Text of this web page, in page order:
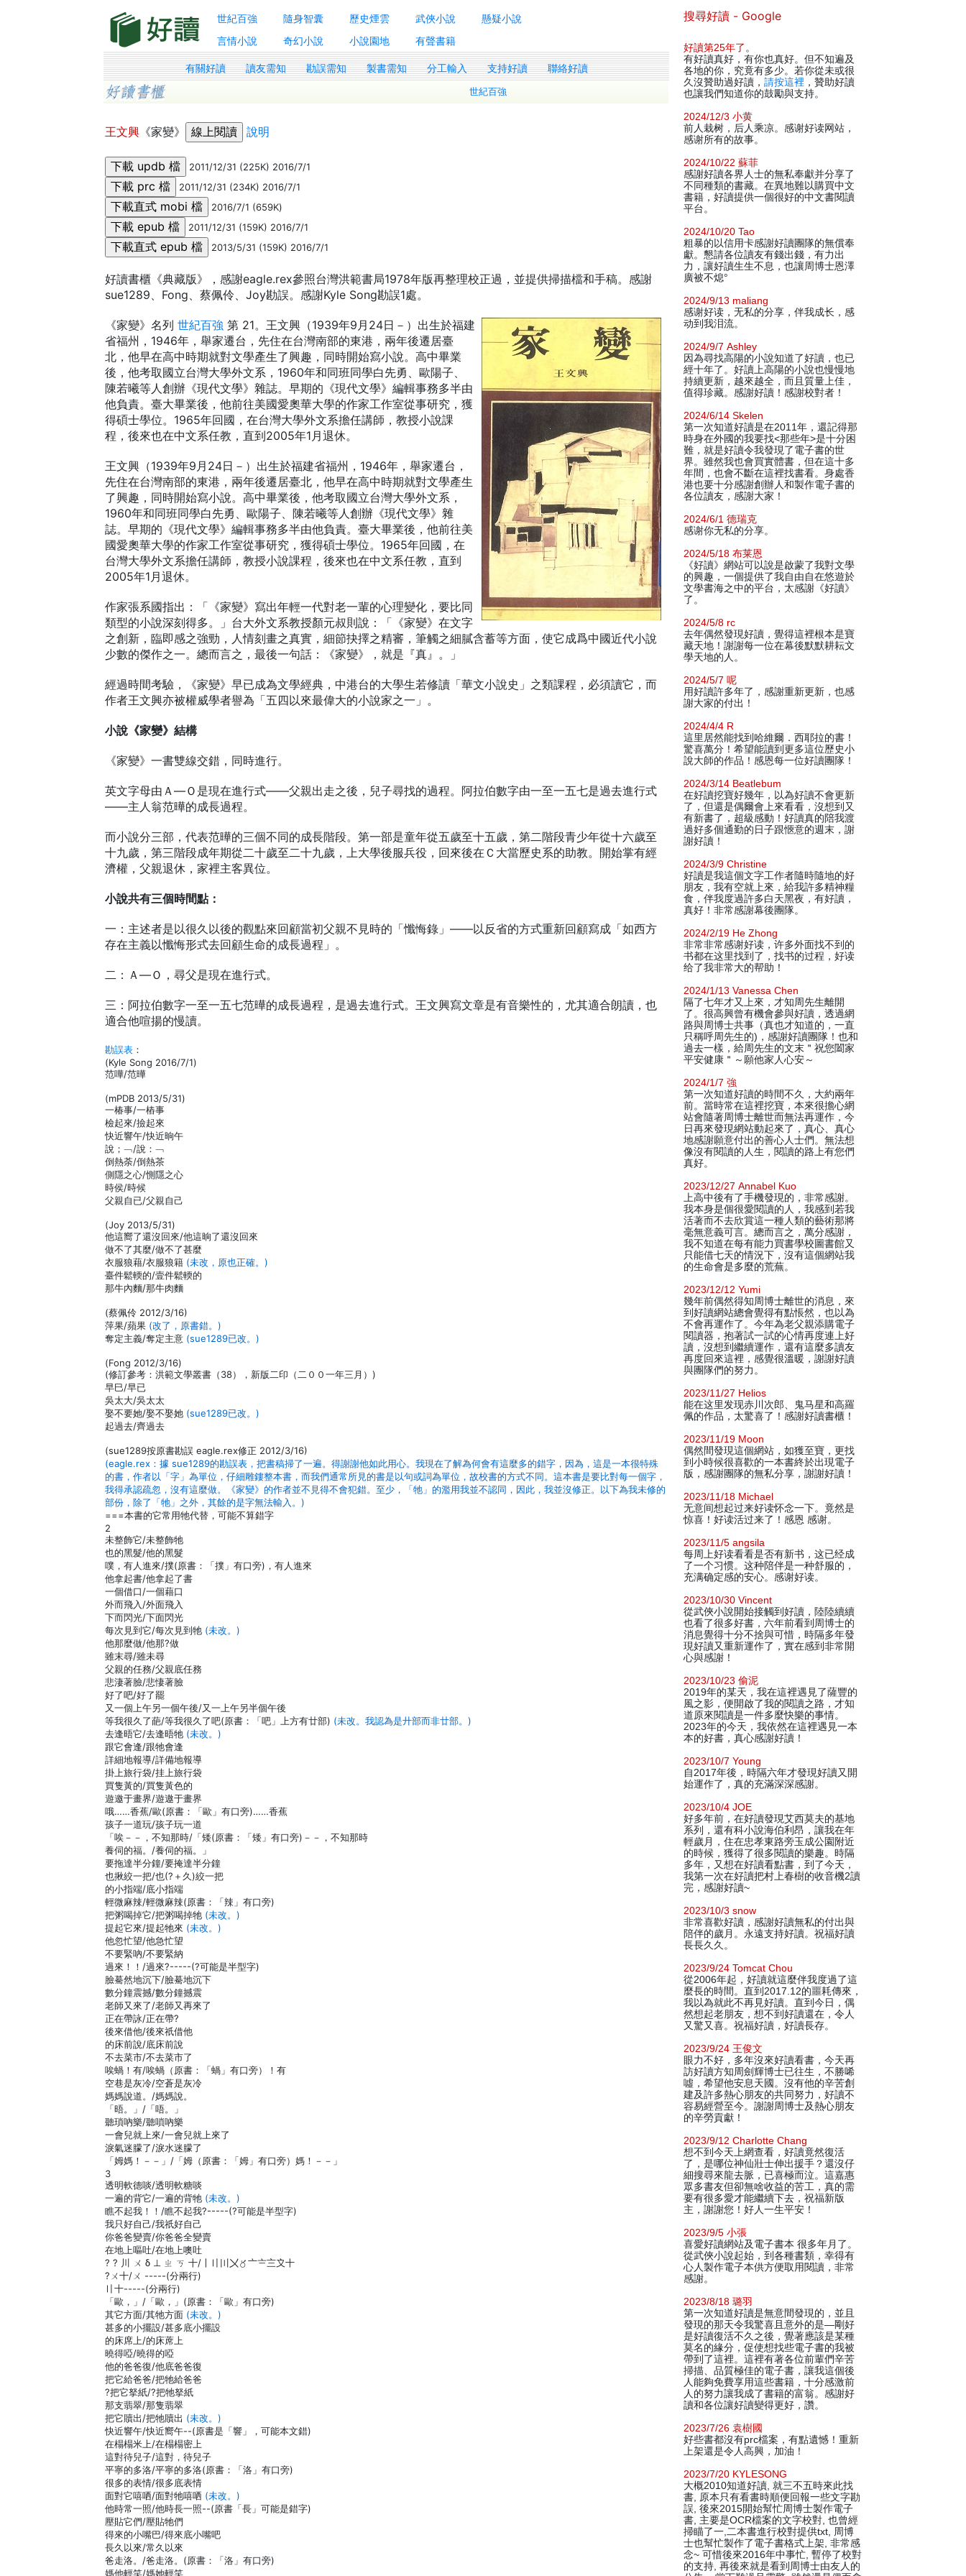
世紀百強 隨身智囊 歷史煙雲 武俠小說
懸疑小說
言情小說
奇幻小說 小說園地 有聲書籍
有關好讀 讀友需知 勘誤需知 製書需知 分工輸入 支持好讀 聯絡好讀
世紀百強
王文興 《家變》 說明
2011/12/31 (225K) 2016/7/1
2011/12/31 (234K) 2016/7/1
2016/7/1 (659K)
2011/12/31 (159K) 2016/7/1
2013/5/31 (159K) 2016/7/1
好讀書櫃《典藏版》，感謝eagle.rex參照台灣洪範書局1978年版再整理校正過，並提供掃描檔和手稿。感謝
sue1289、Fong、蔡佩伶、Joy勘誤。感謝Kyle Song勘誤1處。
《家變》名列 世紀百強第 21。王文興（1939年9月24日－）出生於福建
省福州，1946年，舉家遷台，先住在台灣南部的東港，兩年後遷居臺
北，他早在高中時期就對文學產生了興趣，同時開始寫小說。高中畢業
後，他考取國立台灣大學外文系，1960年和同班同學白先勇、歐陽子、
陳若曦等人創辦《現代文學》雜誌。早期的《現代文學》編輯事務多半由
他負責。臺大畢業後，他前往美國愛奧華大學的作家工作室從事研究，獲
得碩士學位。1965年回國，在台灣大學外文系擔任講師，教授小說課
程，後來也在中文系任教，直到2005年1月退休。
王文興（1939年9月24日－）出生於福建省福州，1946年，舉家遷台，
先住在台灣南部的東港，兩年後遷居臺北，他早在高中時期就對文學產生
了興趣，同時開始寫小說。高中畢業後，他考取國立台灣大學外文系，
1960年和同班同學白先勇、歐陽子、陳若曦等人創辦《現代文學》雜
誌。早期的《現代文學》編輯事務多半由他負責。臺大畢業後，他前往美
國愛奧華大學的作家工作室從事研究，獲得碩士學位。1965年回國，在
台灣大學外文系擔任講師，教授小說課程，後來也在中文系任教，直到
2005年1月退休。
作家張系國指出：「《家變》寫出年輕一代對老一輩的心理變化，要比同
類型的小說深刻得多。」台大外文系教授顏元叔則說：「《家變》在文字
之創新，臨即感之強勁，人情刻畫之真實，細節抉擇之精審，筆觸之細膩含蓄等方面，使它成爲中國近代小說
少數的傑作之一。總而言之，最後一句話：《家變》，就是『真』。」
經過時間考驗，《家變》早已成為文學經典，中港台的大學生若修讀「華文小說史」之類課程，必須讀它，而
作者王文興亦被權威學者譽為「五四以來最偉大的小說家之一」。
小說《家變》結構
《家變》一書雙線交錯，同時進行。
英文字母由Ａ—Ｏ是現在進行式——父親出走之後，兒子尋找的過程。阿拉伯數字由一至一五七是過去進行式
——主人翁范曄的成長過程。
而小說分三部，代表范曄的三個不同的成長階段。第一部是童年從五歲至十五歲，第二階段青少年從十六歲至
十九歲，第三階段成年期從二十歲至二十九歲，上大學後服兵役，回來後在Ｃ大當歷史系的助教。開始掌有經
濟權，父親退休，家裡主客異位。
小說共有三個時間點：
一：主述者是以很久以後的觀點來回顧當初父親不見時的「懺悔錄」——以反省的方式重新回顧寫成「如西方
存在主義以懺悔形式去回顧生命的成長過程」。
二：Ａ—Ｏ，尋父是現在進行式。
三：阿拉伯數字一至一五七范曄的成長過程，是過去進行式。王文興寫文章是有音樂性的，尤其適合朗讀，也
適合他喧揚的慢讀。
勘誤表 ：
(Kyle Song 2016/7/1)
范嘩/范曄
(mPDB 2013/5/31)
一椿事/一樁事
檢起來/撿起來
快近響午/快近晌午
說；﹁/說：﹁
倒熱荼/倒熱茶
側隱之心/惻隱之心
時侯/時候
父親自已/父親自己
(Joy 2013/5/31)
他這嚮了還沒回來/他這晌了還沒回來
做不了其麼/做不了甚麼
衣服狼藉/衣服狼籍 (未改，原也正確。)
臺件鬆輭的/壹件鬆輭的
那牛內麵/那牛肉麵
(蔡佩伶 2012/3/16)
萍果/蘋果 (改了，原書錯。)
奪定主義/奪定主意 (sue1289已改。)
(Fong 2012/3/16)
(修訂參考：洪範文學叢書（38），新版二印（二００一年三月）)
早巳/早已
吳太大/吳太太
娶不要她/娶不娶她 (sue1289已改。)
起過去/齊過去
(sue1289按原書勘誤 eagle.rex修正 2012/3/16)
(eagle.rex：據 sue1289的勘誤表，把書稿掃了一遍。得謝謝他如此用心。我現在了解為何會有這麼多的錯字，因為，這是一本很特殊
的書，作者以「字」為單位，仔細雕鏤整本書，而我們通常所見的書是以句或詞為單位，故校書的方式不同。這本書是要比對每一個字，
我得承認疏忽，沒有這麼做。《家變》的作者並不見得不會犯錯。至少，「牠」的濫用我並不認同，因此，我並沒修正。以下為我未修的
部份，除了「牠」之外，其餘的是字無法輸入。)
===本書的它常用牠代替，可能不算錯字
2
未整飾它/未整飾牠
也的黑髮/他的黑髮
噗，有人進來/撲(原書：「撲」有口旁)，有人進來
他拿起書/他拿起了書
一個借口/一個藉口
外而飛入/外面飛入
下而閃光/下面閃光
每次見到它/每次見到牠 (未改。)
他那麼做/他那?做
雖末尋/雖未尋
父親的任務/父親底任務
悲淒著臉/悲悽著臉
好了吧/好了罷
又一個上午另一個午後/又一上午另半個午後
等我很久了葩/等我很久了吧(原書：「吧」上方有廿部) (未改。我認為是廾部而非廿部。)
去逢晤它/去逢晤牠 (未改。)
跟它會逢/跟牠會逢
詳細地報導/詳備地報導
掛上旅行袋/挂上旅行袋
買隻黃的/買隻黃色的
遊邀于畫界/遊遨于畫界
哦……香蕉/歐(原書：「歐」有口旁)……香蕉
孩子一道玩/孩子玩一道
「唉－－，不知那時/「矮(原書：「矮」有口旁)－－，不知那時
養伺的福。/養伺的福。」
要拖達半分鐘/要掩達半分鐘
也揪絞一把/也(?＋久)絞一把
的小指端/底小指端
輕微麻辣/輕微麻辣(原書：「辣」有口旁)
把粥喝掉它/把粥喝掉牠 (未改。)
提起它來/提起牠來 (未改。)
他忽忙望/他急忙望
不要緊吶/不要緊納
過來！！/過來?-----(?可能是半型字)
臉驀然地沉下/臉驀地沉下
數分鐘震撼/數分鐘撼震
老師又來了/老師又再來了
正在帶詠/正在帶?
後來借他/後來祇借他
的床前說/底床前說
不去菜市/不去菜市了
唉蝸！有/唉蝸（原書：「蝸」有口旁）！有
空巷是灰冷/空蒼是灰冷
媽媽說道。/媽媽說。
「晤。」/「唔。」
聽瑣吶樂/聽嗩吶樂
一會兒就上來/一會兒就上來了
淚氣迷朦了/淚水迷朦了
「姆媽！－－」/「姆（原書：「姆」有口旁）媽！－－」
3
透明軟德啖/透明軟糖啖
一遍的背它/一遍的背牠 (未改。)
瞧不起我！！/瞧不起我?-----(?可能是半型字)
我只好自己/我祇好自己
你爸爸變賣/你爸爸全變賣
在地上嘔吐/在地上噢吐
? ? 川 ㄨ δ ⊥ ㄓ ㄎ 十/〡〢〣〤〥〦〧〨〩十
?ㄨ十/ㄨ -----(分兩行)
〢十-----(分兩行)
「歐，」/「歐，」(原書：「歐」有口旁)
其它方面/其牠方面 (未改。)
甚多的小擺設/甚多底小擺設
的床席上/的床蓆上
曉得啞/曉得的啞
他的爸爸復/他底爸爸復
把它給爸爸/把牠給爸爸
?把它拏紙/?把牠拏紙
那支翡翠/那隻翡翠
把它贖出/把牠贖出 (未改。)
快近響午/快近嚮午--(原書是「響」，可能本文錯)
在榻榻米上/在榻榻密上
這對待兒子/這對，待兒子
平寧的多洛/平寧的多洛(原書：「洛」有口旁)
很多的表情/很多底表情
面對它嘻哂/面對牠嘻哂 (未改。)
他時常一照/他時長一照--(原書「長」可能是錯字)
壓貼它們/壓貼牠們
得來的小嘴巴/得來底小嘴吧
長久以來/常久以來
爸走洛。/爸走洛。(原書：「洛」有口旁)
媽他輕笑/媽她輕笑
搜尋好讀 - Google
好讀第25年了 。
有好讀真好，有你也真好。但不知遍及
各地的你，究竟有多少。若你從未或很
久沒贊助過好讀， 請按這裡 ，贊助好讀
也讓我們知道你的鼓勵與支持。
2024/12/3 小黄
前人栽树，后人乘凉。感谢好读网站，
感谢所有的故事。
2024/10/22 蘇菲
感謝好讀各界人士的無私奉獻并分享了
不同種類的書藏。在異地難以購買中文
書籍，好讀提供一個很好的中文書閱讀
平台。
2024/10/20 Tao
粗暴的以信用卡感謝好讀團隊的無償奉
獻。懇請各位讀友有錢出錢，有力出
力，讓好讀生生不息，也讓周博士恩澤
廣被不熄°
2024/9/13 maliang
感谢好读，无私的分享，伴我成长，感
动到我泪流。
2024/9/7 Ashley
因為尋找高陽的小說知道了好讀，也已
經十年了。好讀上高陽的小說也慢慢地
持續更新，越來越全，而且質量上佳，
值得珍藏。感謝好讀！感謝校對者！
2024/6/14 Skelen
第一次知道好讀是在2011年，還記得那
時身在外國的我要找<那些年>是十分困
難，就是好讀令我發現了電子書的世
界。雖然我也會買實體書，但在這十多
年間，也會不斷在這裡找書看。身處香
港也要十分感謝創辦人和製作電子書的
各位讀友，感謝大家！
2024/6/1 德瑞克
感谢你无私的分享。
2024/5/18 布莱恩
《好讀》網站可以說是啟蒙了我對文學
的興趣，一個提供了我自由自在悠遊於
文學書海之中的平台，太感謝《好讀》
了。
2024/5/8 rc
去年偶然發現好讀，覺得這裡根本是寶
藏天地！謝謝每一位在幕後默默耕耘文
學天地的人。
2024/5/7 呢
用好讀許多年了，感謝重新更新，也感
謝大家的付出！
2024/4/4 R
這里居然能找到哈維爾．西耶拉的書！
驚喜萬分！希望能讀到更多這位歷史小
說大師的作品！感恩每一位好讀團隊！
2024/3/14 Beatlebum
在好讀挖寶好幾年，以為好讀不會更新
了，但還是偶爾會上來看看，沒想到又
有新書了，超級感動！好讀真的陪我渡
過好多個通勤的日子跟愜意的週末，謝
謝好讀！
2024/3/9 Christine
好讀是我這個文字工作者隨時隨地的好
朋友，我有空就上來，給我許多精神糧
食，伴我度過許多白天黑夜，有好讀，
真好！非常感謝幕後團隊。
2024/2/19 He Zhong
非常非常感谢好读，许多外面找不到的
书都在这里找到了，找书的过程，好读
给了我非常大的帮助！
2024/1/13 Vanessa Chen
隔了七年才又上來，才知周先生離開
了。很高興曾有機會參與好讀，透過網
路與周博士共事（真也才知道的，一直
只稱呼周先生的)，感謝好讀團隊！也和
過去一樣，給周先生的文末＂祝您闔家
平安健康＂～願他家人心安～
2024/1/7 強
第一次知道好讀的時間不久，大約兩年
前。當時常在這裡挖寶，本來很擔心網
站會隨著周博士離世而無法再運作，今
日再來發現網站動起來了，真心、真心
地感謝願意付出的善心人士們。無法想
像沒有閱讀的人生，閱讀的路上有您們
真好。
2023/12/27 Annabel Kuo
上高中後有了手機發現的，非常感謝。
我本身是個很愛閱讀的人，我感到若我
活著而不去欣賞這一種人類的藝術那將
毫無意義可言。總而言之，萬分感謝，
我不知道在每有能力買書學校圖書館又
只能借七天的情況下，沒有這個網站我
的生命會是多麼的荒蕪。
2023/12/12 Yumi
幾年前偶然得知周博士離世的消息，來
到好讀網站總會覺得有點悵然，也以為
不會再運作了。今年為老父親添購電子
閱讀器，抱著試一試的心情再度連上好
讀，沒想到繼續運作，還有這麼多讀友
再度回來這裡，感覺很溫暖，謝謝好讀
與團隊們的努力。
2023/11/27 Helios
能在这里发现赤川次郎、鬼马星和高羅
佩的作品，太驚喜了！感謝好讀書櫃！
2023/11/19 Moon
偶然間發現這個網站，如獲至寶，更找
到小時候很喜歡的一本書終於出現電子
版，感謝團隊的無私分享，謝謝好讀！
2023/11/18 Michael
无意间想起过来好读怀念一下。竟然是
惊喜！好读活过来了！感恩 感谢。
2023/11/5 angsila
每周上好读看看是否有新书，这已经成
了一个习惯。这种陪伴是一种舒服的，
充满确定感的安心。感谢好读。
2023/10/30 Vincent
從武俠小說開始接觸到好讀，陸陸續續
也看了很多好書，六年前看到周博士的
消息覺得十分不捨與可惜，時隔多年發
現好讀又重新運作了，實在感到非常開
心與感謝！
2023/10/23 偷泥
2019年的某天，我在這裡遇見了薩豐的
風之影，便開啟了我的閱讀之路，才知
道原來閱讀是一件多麼快樂的事情。
2023年的今天，我依然在這裡遇見一本
本的好書，真心感謝好讀！
2023/10/7 Young
自2017年後，時隔六年才發現好讀又開
始運作了，真的充滿深深感謝。
2023/10/4 JOE
好多年前，在好讀發現艾西莫夫的基地
系列，還有科小說海伯利昂，讓我在年
輕歲月，住在忠孝東路旁玉成公園附近
的時候，獲得了很多閱讀的樂趣。時隔
多年，又想在好讀看點書，到了今天，
我第一次在好讀把村上春樹的收音機2讀
完，感謝好讀~
2023/10/3 snow
非常喜歡好讀，感謝好讀無私的付出與
陪伴的歲月。永遠支持好讀。祝福好讀
長長久久。
2023/9/24 Tomcat Chou
從2006年起，好讀就這麼伴我度過了這
麼長的時間。直到2017.12的噩耗傳來，
我以為就此不再見好讀。直到今日，偶
然想起老朋友，想不到好讀還在，令人
又驚又喜。祝福好讀，好讀長存。
2023/9/24 王俊文
眼力不好，多年沒來好讀看書，今天再
訪好讀方知周劍輝博士已往生，不勝唏
噓，希望他安息天國。沒有他的辛苦創
建及許多熱心朋友的共同努力，好讀不
容易經營至今。謝謝周博士及熱心朋友
的辛勞貢獻！
2023/9/12 Charlotte Chang
想不到今天上網查看，好讀竟然復活
了，是哪位神仙壯士伸出援手？還沒仔
細搜尋來龍去脈，已喜極而泣。這嘉惠
眾多書友但卻無啥收益的苦工，真的需
要有很多愛才能繼續下去，祝福新版
主，謝謝您！好人一生平安！
2023/9/5 小張
喜愛好讀網站及電子書本 很多年月了。
從武俠小說起始，到各種書類，幸得有
心人製作電子本供方便取用閱讀，非常
感謝。
2023/8/18 璐羽
第一次知道好讀是無意間發現的，並且
發現的那天令我驚喜且意外的是—剛好
是好讀復活不久之後，覺著應該是某種
莫名的緣分，促使想找些電子書的我被
帶到了這裡。這裡有著各位前輩們辛苦
掃描、品質極佳的電子書，讓我這個後
人能夠免費享用這些書籍，十分感激前
人的努力讓我成了書籍的富翁。感謝好
讀和各位讓好讀變得更好，讚。
2023/7/26 袁樹國
好些書都沒有prc檔案，有點遺憾！重新
上架還是令人高興，加油！
2023/7/20 KYLESONG
大概2010知道好讀, 就三不五時來此找
書, 原本只有看書時順便回報一些文字勘
誤, 後來2015開始幫忙周博士製作電子
書, 主要是OCR檔案的文字校對, 也曾經
掃瞄了一,二本書進行校對提供txt, 周博
士也幫忙製作了電子書格式上架, 非常感
念~ 可惜後來2016年中事忙, 暫停了校對
的支持, 再後來就是看到周博士由友人的